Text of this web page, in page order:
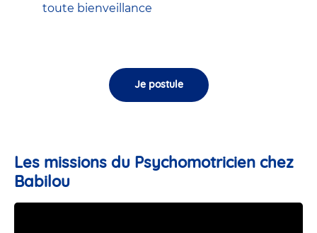
toute bienveillance
Je postule
Les missions du Psychomotricien chez
Babilou